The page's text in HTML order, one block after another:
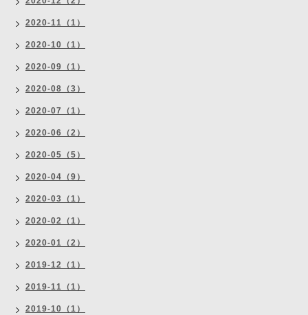
2020-11（1）
2020-10（1）
2020-09（1）
2020-08（3）
2020-07（1）
2020-06（2）
2020-05（5）
2020-04（9）
2020-03（1）
2020-02（1）
2020-01（2）
2019-12（1）
2019-11（1）
2019-10（1）